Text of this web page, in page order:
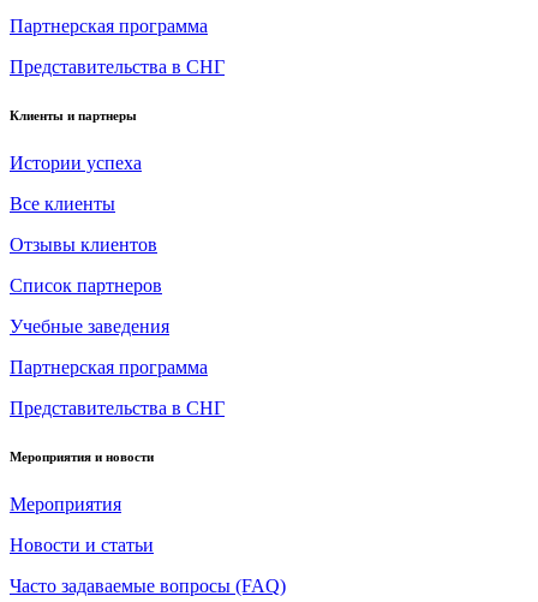
Партнерская программа
Представительства в СНГ
Клиенты и партнеры
Истории успеха
Все клиенты
Отзывы клиентов
Список партнеров
Учебные заведения
Партнерская программа
Представительства в СНГ
Мероприятия и новости
Мероприятия
Новости и статьи
Часто задаваемые вопросы (FAQ)